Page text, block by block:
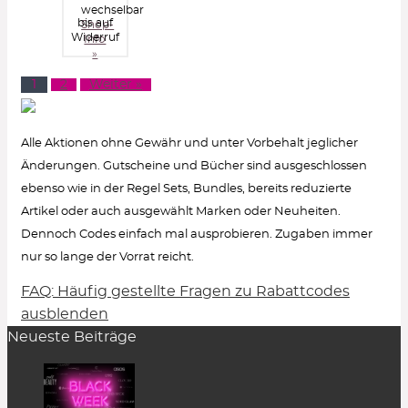
wechselbar
Shop-
Info
»
bis auf
Widerruf
1 2 Weiter »
Alle Aktionen ohne Gewähr und unter Vorbehalt jeglicher
Änderungen. Gutscheine und Bücher sind ausgeschlossen
ebenso wie in der Regel Sets, Bundles, bereits reduzierte
Artikel oder auch ausgewählt Marken oder Neuheiten.
Dennoch Codes einfach mal ausprobieren. Zugaben immer
nur so lange der Vorrat reicht.
Wie löse ich einen Rabattcode ein?
Um den Gutschein-Code anzuzeigen, klicke in
der Rabatt-Beschreibung auf den Button
zeigen“. Es öffnet sich ein Pop-up-Fenster.
FAQ: Häufig gestellte Fragen zu Rabattcodes
ausblenden
Neueste Beiträge